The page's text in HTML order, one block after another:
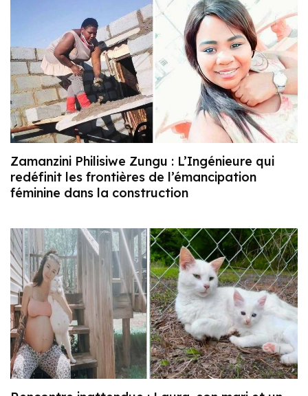
Zamanzini Philisiwe Zungu : L’Ingénieure qui
redéfinit les frontières de l’émancipation
féminine dans la construction